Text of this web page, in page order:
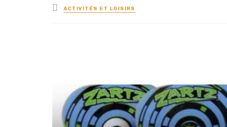
Posted
in
ACTIVITÉS ET LOISIRS